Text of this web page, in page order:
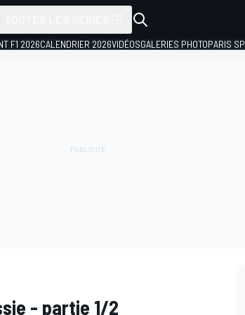
F1 2026CALENDRIER 2026VIDÉOSGALERIES PHOTOPARIS
- partie 1/2